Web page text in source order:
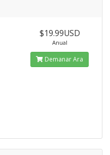
$19.99USD
Anual
Demanar Ara